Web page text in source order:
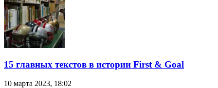
15 главных текстов в истории First & Goal
10 марта 2023, 18:02